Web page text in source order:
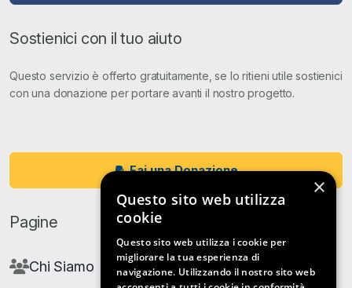
Sostienici con il tuo aiuto
Questo servizio è offerto gratuitamente, se lo ritieni utile sostienici
con una donazione per portare avanti il nostro progetto.
Fai una Donazione
Pagine
Chi Siamo
×
Questo sito web utilizza
cookie
Questo sito web utilizza i cookie per
migliorare la tua esperienza di
navigazione. Utilizzando il nostro sito web